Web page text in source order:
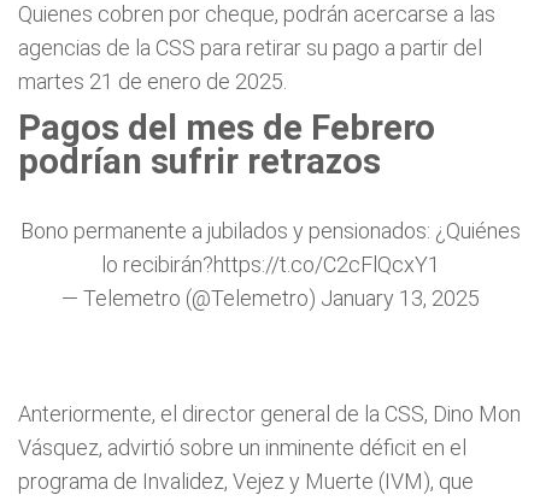
Quienes cobren por cheque, podrán acercarse a las
agencias de la CSS para retirar su pago a partir del
martes 21 de enero de 2025.
Pagos del mes de Febrero
podrían sufrir retrazos
Bono permanente a jubilados y pensionados: ¿Quiénes
lo recibirán?https://t.co/C2cFlQcxY1
— Telemetro (@Telemetro) January 13, 2025
Anteriormente, el director general de la CSS, Dino Mon
Vásquez, advirtió sobre un inminente déficit en el
programa de Invalidez, Vejez y Muerte (IVM), que